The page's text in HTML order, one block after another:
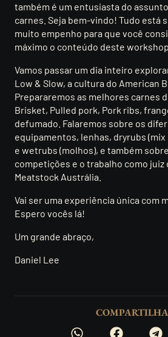
também é um entusiasta do
carnes. Seja bem-vindo! Tudo está
muito empenho para que você
máximo o conteúdo deste workshop.
Vamos passar um dia inteiro
Low & Slow, a cultura do American
Prepararemos as melhores carnes
Brisket, Pulled pork, Pork ribs,
defumado. Falaremos sobre os
equipamentos, lenhas, dryrubs
e wetrubs (molhos), e também
competições e o trabalho como juiz
Meatstock Austrália.
Vai ser uma experiência única com
Espero vocês lá!
Um grande abraço,
Daniel Lee